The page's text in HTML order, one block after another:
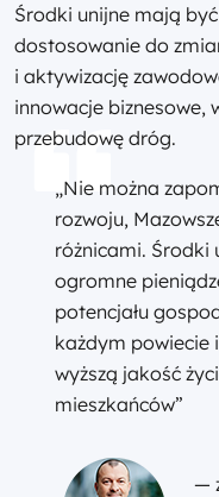
Środki unijne mają
dostosowanie do
i aktywizację
innowacje biznesowe,
przebudowę dróg.
„Nie można
rozwoju,
różnicami. Środki
ogromne
potencjału
każdym powiecie
wyższą jakość
mieszkańców”
—